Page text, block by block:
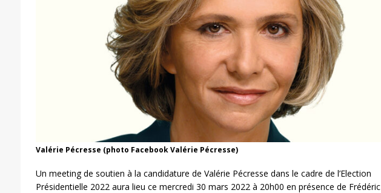
Valérie Pécresse (photo Facebook Valérie Pécresse)
Un meeting de soutien à la candidature de Valérie Pécresse dans le cadre de l’Election
Présidentielle 2022 aura lieu ce mercredi 30 mars 2022 à 20h00 en présence de Frédéric